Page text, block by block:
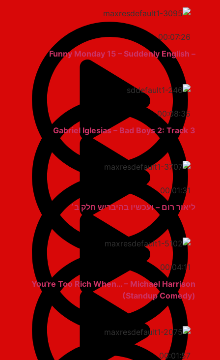
00:07:26
00:08:35
Gabriel Iglesias – Bad Boys 2: Track 3
00:01:31
ליאור רום – ועכשיו בהיבריש חלק ב׳
00:04:11
You're Too Rich When… – Michael Harrison
(Standup Comedy)
00:01:57